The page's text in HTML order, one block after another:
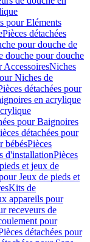
pour Eléments
Pièces détachées
pour douche de
douche pour douche
AccessoiresNiches
Niches de
détachées pour
en acrylique
pour Baignoires
détachées pour
bébésPièces
d'installationPièces
et jeux de
Jeux de pieds et
Kits de
appareils pour
receveurs de
pour
détachées pour